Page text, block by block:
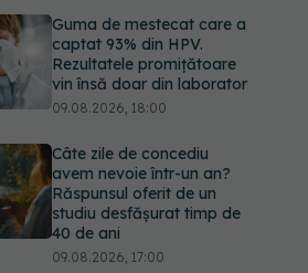
Guma de mestecat care a
captat 93% din HPV.
Rezultatele promițătoare
vin însă doar din laborator
09.08.2026, 18:00
Câte zile de concediu
avem nevoie într-un an?
Răspunsul oferit de un
studiu desfășurat timp de
40 de ani
09.08.2026, 17:00